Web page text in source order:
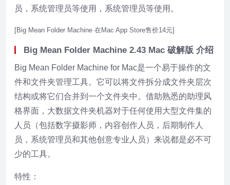
员，系统管理员等使用，系统管理员等使用。
[Big Mean Folder Machine 在Mac App Store售价14元]
Big Mean Folder Machine 2.43 Mac 破解版 介绍
Big Mean Folder Machine for Mac是一个易于操作的文
件和文件夹管理工具。它可以将文件拆分成文件夹层次
结构或将它们合并到一个文件夹中。借助熟悉的助理风
格界面，大数据文件夹机器对于任何使用大型文件集的
人员（包括数字摄影师，内容创作人员，后期制作人
员，系统管理员和其他创意专业人员）来说都是必不可
少的工具。
特性：